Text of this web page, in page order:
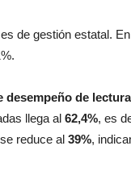
de gestión estatal.
desempeño de lectura
llega al 62,4%, es
reduce al 39%,